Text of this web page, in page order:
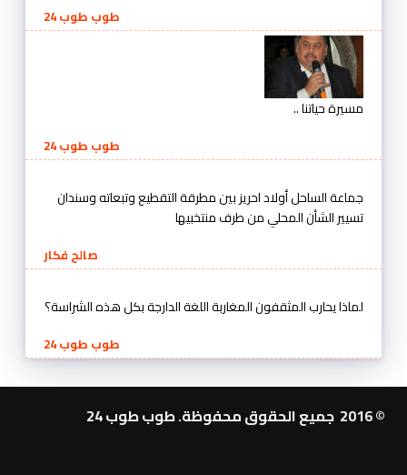
طوب طوب 24
مسيرة حياتنا ..
طوب طوب 24
جماعة الساحل أولاد احريز بين مطرقة التقطيع وتبعاته وسندان
تسيير الشأن المحلي من طرف منتخبيها
صالح فكار
لماذا يحارب المثقفون المغاربة اللغة الدارجة بكل هذه الشراسة؟
طوب طوب 24
© 2016 جميع الحقوق محفوظة. طوب طوب 24